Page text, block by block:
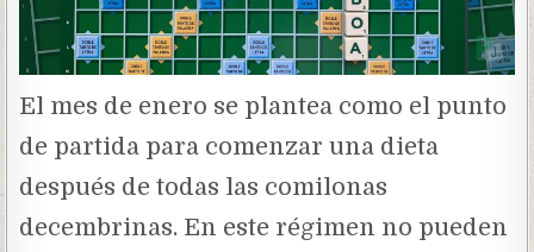
El mes de enero se plantea como el punto
de partida para comenzar una dieta
después de todas las comilonas
decembrinas. En este régimen no pueden